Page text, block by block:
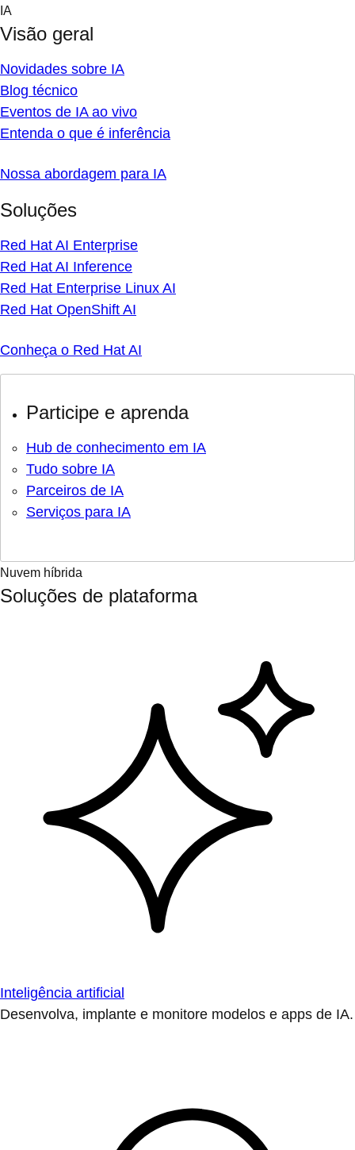
Skip
content
IA
Visão geral
Novidades sobre IA
Blog técnico
Eventos de IA ao vivo
Entenda o que é inferência
Nossa abordagem para IA
Soluções
Red Hat AI Enterprise
Red Hat AI Inference
Red Hat Enterprise Linux AI
Red Hat OpenShift AI
Conheça o Red Hat AI
Participe e aprenda
Hub de conhecimento em IA
Tudo sobre IA
Parceiros de IA
Serviços para IA
Nuvem híbrida
Soluções de plataforma
Inteligência artificial
Desenvolva, implante e monitore modelos e apps de IA.